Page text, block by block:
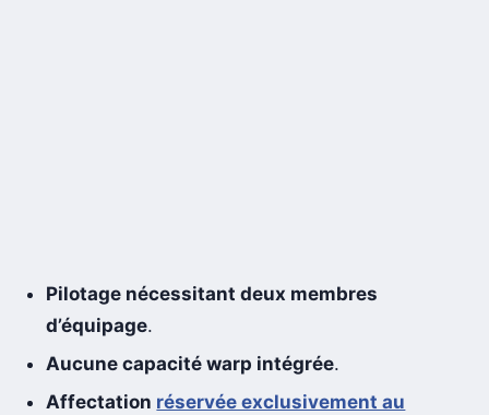
Pilotage nécessitant deux membres
d’équipage.
Aucune capacité warp intégrée.
Affectation réservée exclusivement au